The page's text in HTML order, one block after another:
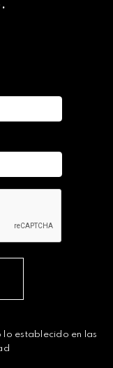
establecido en las